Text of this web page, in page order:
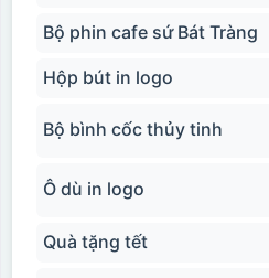
Bộ phin cafe sứ Bát Tràng
Hộp bút in logo
Bộ bình cốc thủy tinh
Ô dù in logo
Quà tặng tết